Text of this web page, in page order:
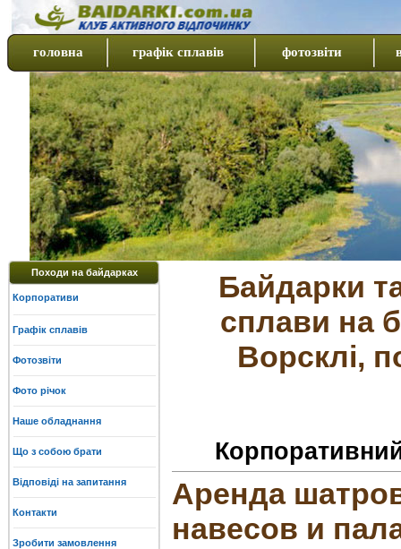
головна графік сплавів фотозвіти
Походи на байдарках
Корпоративи
Графік сплавів
Фотозвіти
Фото річок
Наше обладнання
Що з собою брати
Відповіді на запитання
Контакти
Зробити замовлення
Байдарки
сплави на
Ворсклі,
Аренда
навесов и